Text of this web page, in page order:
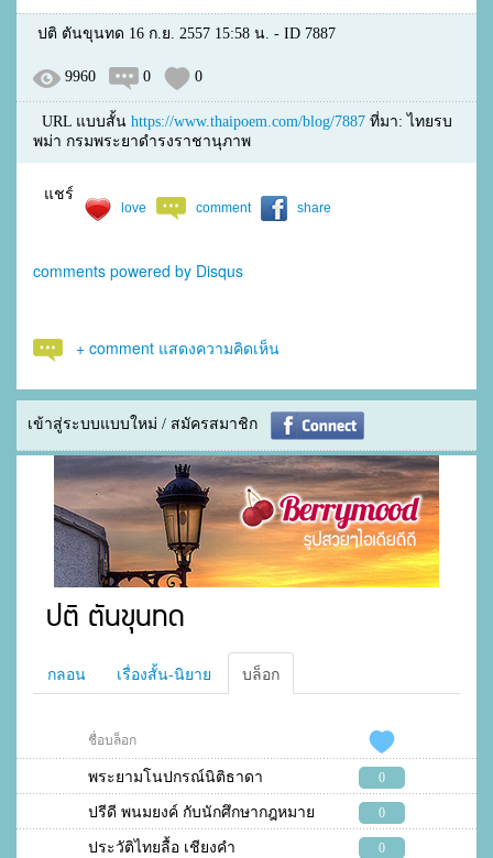
ปติ ตันขุนทด 16 ก.ย. 2557 15:58 น. - ID 7887
9960 0 0
URL แบบสั้น https://www.thaipoem.com/blog/7887 ที่มา: ไทยรบ
พม่า กรมพระยาดำรงราชานุภาพ
แชร์
love comment share
comments powered by Disqus
+ comment แสดงความคิดเห็น
เข้าสู่ระบบแบบใหม่ / สมัครสมาชิก
ปติ ตันขุนทด
กลอน เรื่องสั้น-นิยาย บล็อก
ชื่อบล็อก
พระยามโนปกรณ์นิติธาดา 0
ปรีดี พนมยงค์ กับนักศึกษากฎหมาย 0
ประวัติไทยลื้อ เชียงคำ 0